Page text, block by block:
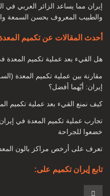
هل يصل الشخص إلى الوزن
الجسم. وهي عبارة عن مجموعة
اليوم ، أصبحت السمنة مرضًا ،
يتسبب أحيانًا أيضًا في مشاكل
إيران مما يساعد الزائر العربي في
والطبيب المعروف بحسن السمعة
أحدث المقالات عن تكميم
هل القيء بعد عملية تكميم المعدة
مقارنة بين عملية تكميم المعدة
إيران: أيّهما أفضل؟
كيف نمنع القيء بعد عملية تكميم
تجارب عملية تكميم المعدة في
خضعوا للجراحة
تعرف على أرخص مراكز بالون
تابع إيران تكميم على: